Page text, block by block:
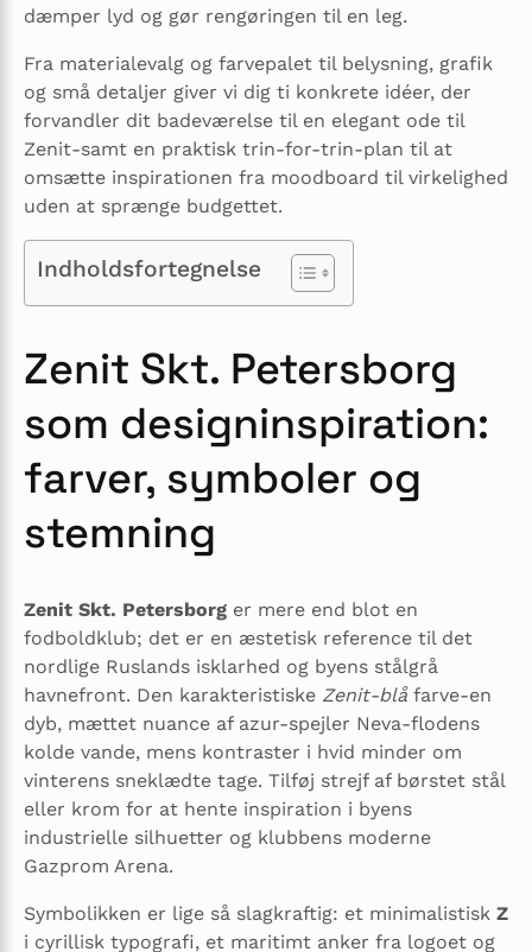
dæmper lyd og gør rengøringen til en leg.
Fra materialevalg og farvepalet til belysning, grafik
og små detaljer giver vi dig ti konkrete idéer, der
forvandler dit badeværelse til en elegant ode til
Zenit-samt en praktisk trin-for-trin-plan til at
omsætte inspirationen fra moodboard til virkelighed
uden at sprænge budgettet.
Indholdsfortegnelse
Zenit Skt. Petersborg
som designinspiration:
farver, symboler og
stemning
Zenit Skt. Petersborg er mere end blot en
fodboldklub; det er en æstetisk reference til det
nordlige Ruslands isklarhed og byens stålgrå
havnefront. Den karakteristiske Zenit-blåfarve-en
dyb, mættet nuance af azur-spejler Neva-flodens
kolde vande, mens kontraster i hvid minder om
vinterens sneklædte tage. Tilføj strejf af børstet stål
eller krom for at hente inspiration i byens
industrielle silhuetter og klubbens moderne
Gazprom Arena.
Symbolikken er lige så slagkraftig: et minimalistisk Z
i cyrillisk typografi, et maritimt anker fra logoet og